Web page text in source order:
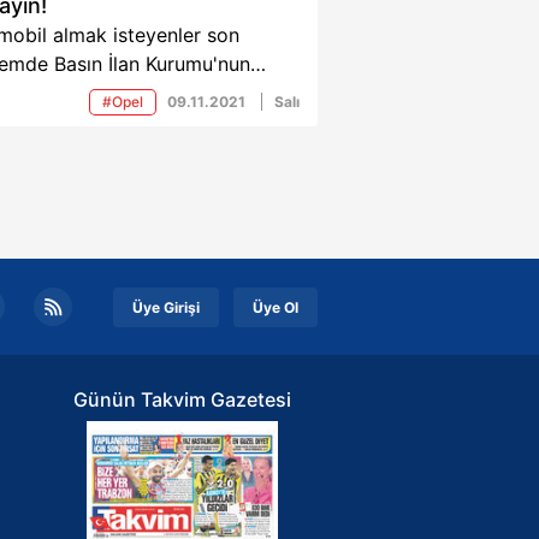
almak isteyenler son
Basın İlan Kurumu'nun
satılık araç ilanlarına ilgi
başladı. Son yayınlanan
#Opel 09.11.2021 Salı
Üye Girişi Üye Ol
Günün Takvim Gazetesi